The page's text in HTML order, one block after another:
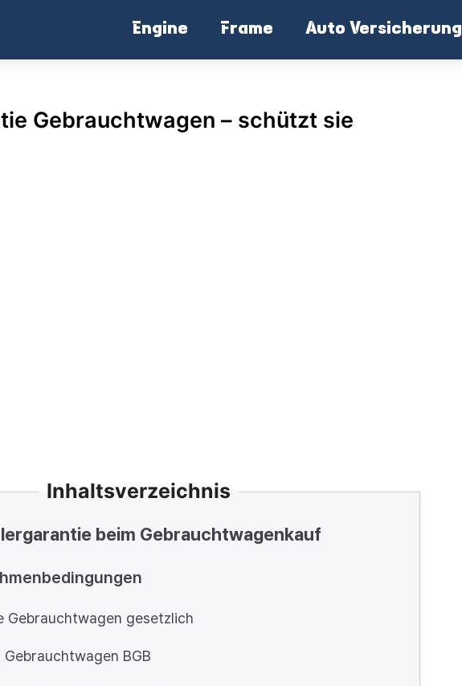
Engine Frame Auto Versicherung
Gebrauchtwagen – schützt sie
Inhaltsverzeichnis
beim Gebrauchtwagenkauf
Gebrauchtwagen gesetzlich
BGB